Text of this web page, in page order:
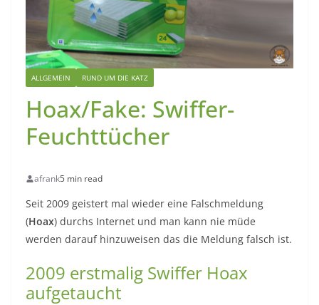
ALLGEMEIN RUND UM DIE KATZ
Hoax/Fake: Swiffer-
Feuchttücher
afrank5 min read
Seit 2009 geistert mal wieder eine Falschmeldung
(Hoax) durchs Internet und man kann nie müde
werden darauf hinzuweisen das die Meldung falsch ist.
2009 erstmalig Swiffer Hoax
aufgetaucht